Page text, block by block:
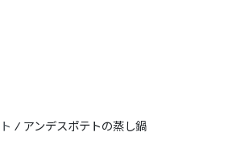
⁄ アンデスポテトの蒸し鍋